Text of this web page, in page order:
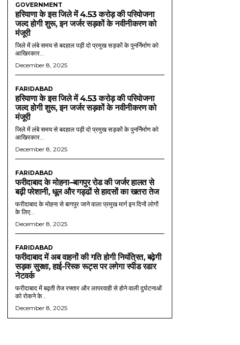
GOVERNMENT
हरियाणा के इस जिले में 4.53 करोड़ की परियोजना
जल्द होगी शुरू, इन जर्जर सड़कों के नवीनीकरण को
मंजूरी
जिले में लंबे समय से बदहाल पड़ी दो प्रमुख सड़कों के पुनर्निर्माण को
आखिरकार...
December 8, 2025
FARIDABAD
हरियाणा के इस जिले में 4.53 करोड़ की परियोजना
जल्द होगी शुरू, इन जर्जर सड़कों के नवीनीकरण को
मंजूरी
जिले में लंबे समय से बदहाल पड़ी दो प्रमुख सड़कों के पुनर्निर्माण को
आखिरकार...
December 8, 2025
FARIDABAD
फरीदाबाद के मोहना–बागपुर रोड की जर्जर हालत से
बढ़ी परेशानी, धूल और गड्ढों से हादसों का खतरा तेज
फरीदाबाद के मोहना से बागपुर जाने वाला प्रमुख मार्ग इन दिनों लोगों
के लिए...
December 8, 2025
FARIDABAD
फरीदाबाद में अब वाहनों की गति होगी नियंत्रित, बढ़ेगी
सड़क सुरक्षा, हाई-रिस्क रूट्स पर लगेगा स्पीड रडार
नेटवर्क
फरीदाबाद में बढ़ती तेज रफ्तार और लापरवाही से होने वाली दुर्घटनाओं
को रोकने के...
December 8, 2025